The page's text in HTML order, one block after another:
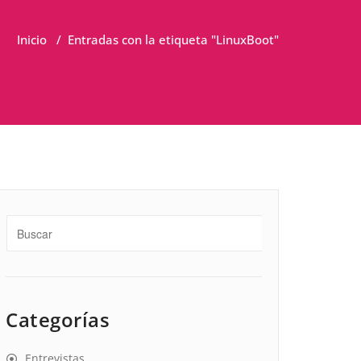
Inicio / Entradas con la etiqueta "LinuxBoot"
Categorías